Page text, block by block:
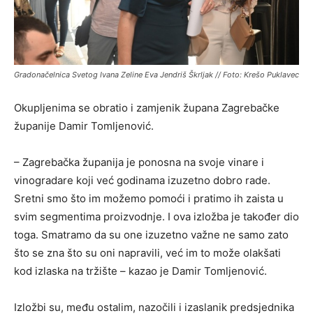
Gradonačelnica Svetog Ivana Zeline Eva Jendriš Škrljak // Foto: Krešo Puklavec
Okupljenima se obratio i zamjenik župana Zagrebačke
županije Damir Tomljenović.
– Zagrebačka županija je ponosna na svoje vinare i
vinogradare koji već godinama izuzetno dobro rade.
Sretni smo što im možemo pomoći i pratimo ih zaista u
svim segmentima proizvodnje. I ova izložba je također dio
toga. Smatramo da su one izuzetno važne ne samo zato
što se zna što su oni napravili, već im to može olakšati
kod izlaska na tržište – kazao je Damir Tomljenović.
Izložbi su, među ostalim, nazočili i izaslanik predsjednika